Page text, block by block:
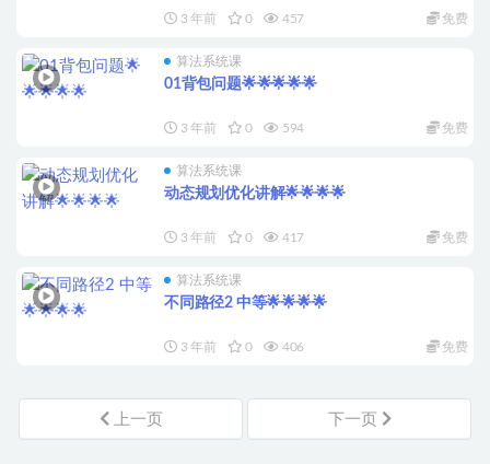
3 年前 0 457 免费
算法系统课
01背包问题🌟🌟🌟🌟🌟
3 年前 0 594 免费
算法系统课
动态规划优化讲解🌟🌟🌟🌟
3 年前 0 417 免费
算法系统课
不同路径2 中等🌟🌟🌟🌟
3 年前 0 406 免费
上一页 下一页